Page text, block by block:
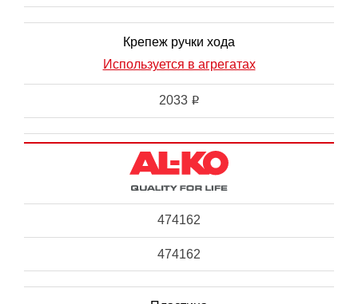
Крепеж ручки хода
Используется в агрегатах
2033 i
474162
474162